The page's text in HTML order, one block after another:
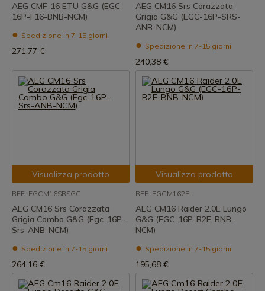
AEG CMF-16 ETU G&G (EGC-
16P-F16-BNB-NCM)
Spedizione in 7-15 giorni
271,77 €
AEG CM16 Srs Corazzata
Grigio G&G (EGC-16P-SRS-
ANB-NCM)
Spedizione in 7-15 giorni
240,38 €
Visualizza prodotto
REF: EGCM16SRSGC
AEG CM16 Srs Corazzata
Grigia Combo G&G (Egc-16P-
Srs-ANB-NCM)
Spedizione in 7-15 giorni
264,16 €
Visualizza prodotto
REF: EGCM162EL
AEG CM16 Raider 2.0E Lungo
G&G (EGC-16P-R2E-BNB-
NCM)
Spedizione in 7-15 giorni
195,68 €